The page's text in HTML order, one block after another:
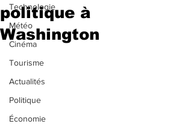
Technologie
Météo
Cinéma
Tourisme
Actualités
Politique
Économie
politique à
Washington